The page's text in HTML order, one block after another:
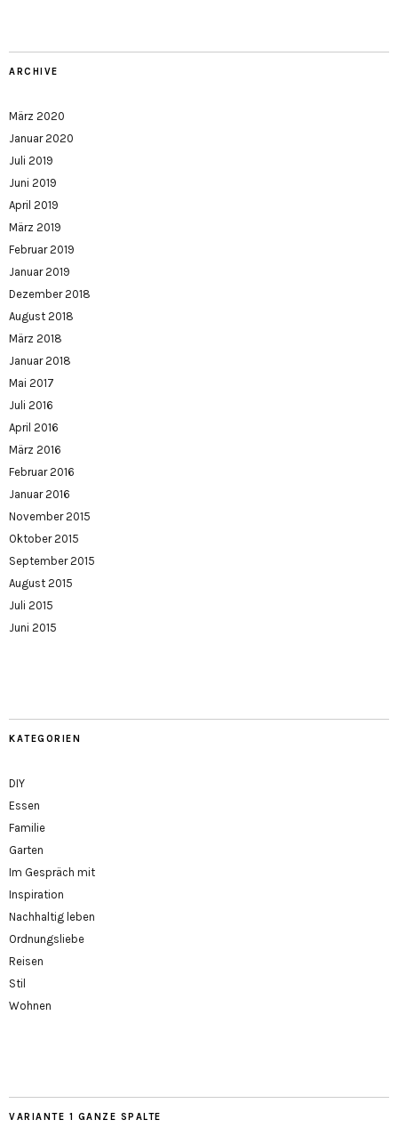
ARCHIVE
März 2020
Januar 2020
Juli 2019
Juni 2019
April 2019
März 2019
Februar 2019
Januar 2019
Dezember 2018
August 2018
März 2018
Januar 2018
Mai 2017
Juli 2016
April 2016
März 2016
Februar 2016
Januar 2016
November 2015
Oktober 2015
September 2015
August 2015
Juli 2015
Juni 2015
KATEGORIEN
DIY
Essen
Familie
Garten
Im Gespräch mit
Inspiration
Nachhaltig leben
Ordnungsliebe
Reisen
Stil
Wohnen
VARIANTE 1 GANZE SPALTE